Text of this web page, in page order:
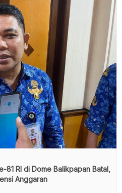
81 RI di Dome Balikpapan Batal,
Anggaran